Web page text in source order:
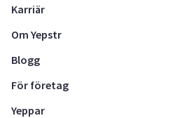
Karriär
Om Yepstr
Blogg
För företag
Yeppar